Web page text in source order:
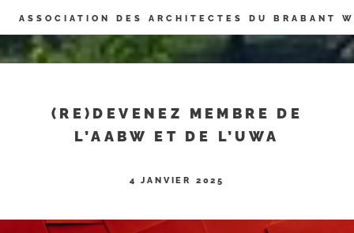
Panneau de gestion des cookies
ASSOCIATION DES ARCHITECTES DU BRABANT
(RE)DEVENEZ MEMBRE DE
L’AABW ET DE L’UWA
4 JANVIER 2025